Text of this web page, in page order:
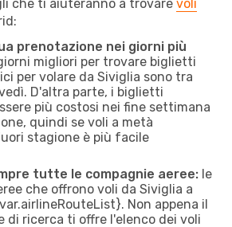
che ti aiuteranno a trovare voli
prenotazione nei giorni più
migliori per trovare biglietti
per volare da Siviglia sono tra
D'altra parte, i biglietti
più costosi nei fine settimana
quindi se voli a metà
stagione è più facile
tutte le compagnie aeree: le
che offrono voli da Siviglia a
Non appena il
di ricerca ti offre l'elenco dei voli